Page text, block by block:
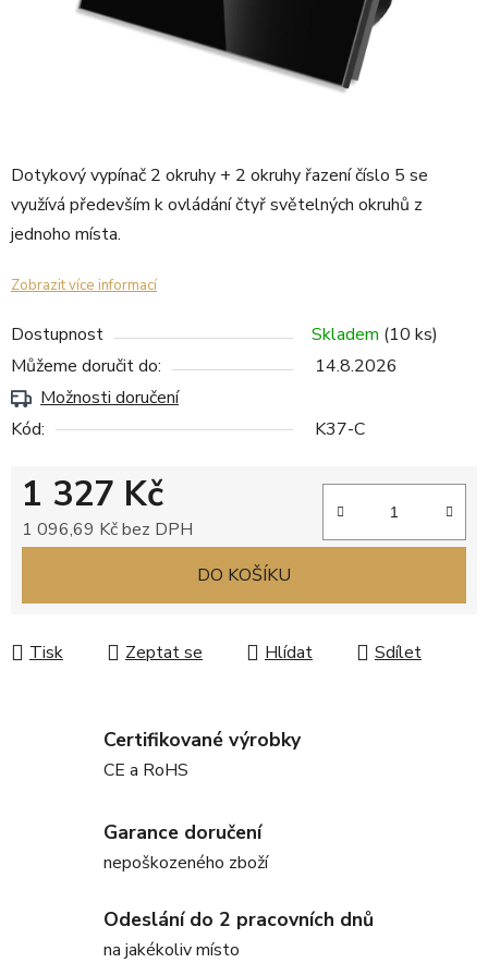
Dotykový vypínač 2 okruhy + 2 okruhy řazení číslo 5 se
využívá především k ovládání čtyř světelných okruhů z
jednoho místa.
Zobrazit více informací
Dostupnost Skladem (10 ks)
Můžeme doručit do:
14.8.2026
Možnosti doručení
Kód:
K37-C
1 327 Kč
1 096,69 Kč bez DPH
DO KOŠÍKU
Tisk Zeptat se Hlídat Sdílet
Certifikované výrobky
CE a RoHS
Garance doručení
nepoškozeného zboží
Odeslání do 2 pracovních dnů
na jakékoliv místo